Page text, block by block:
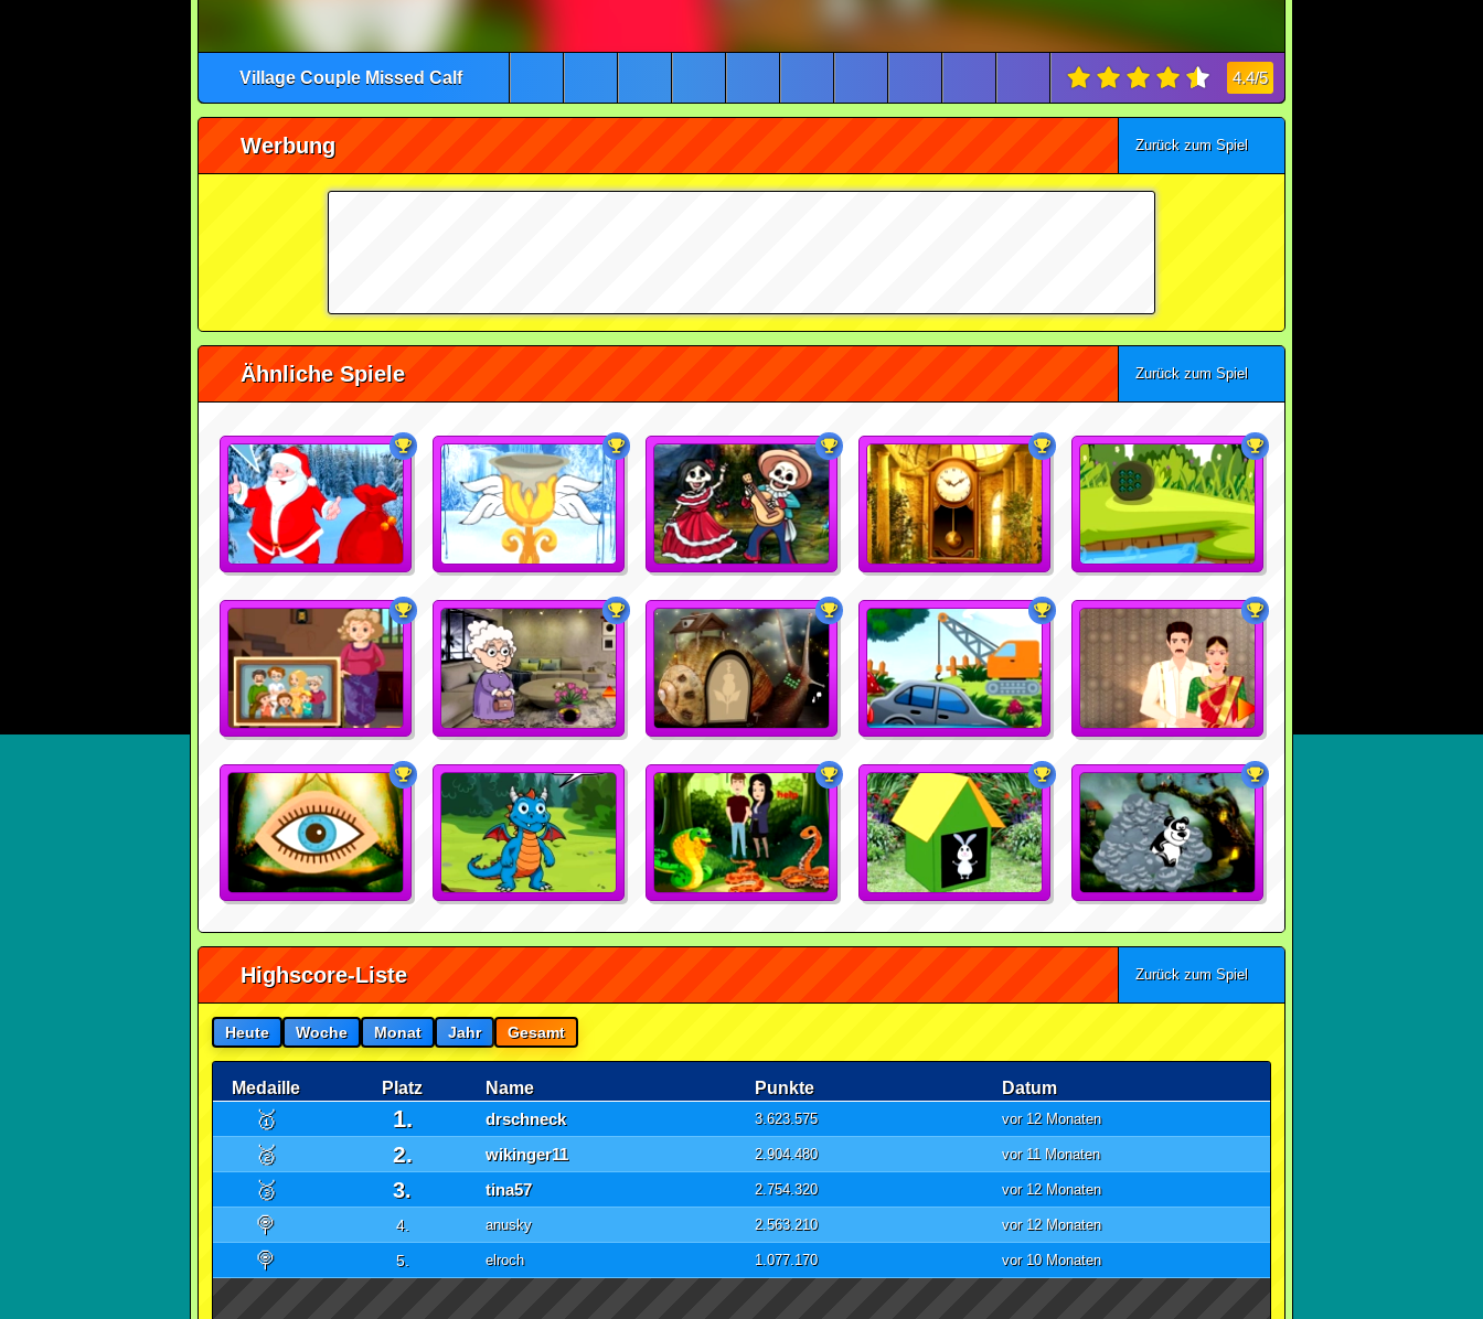
Village Couple Missed Calf 4.4/5
Werbung Zurück zum Spiel
Ähnliche Spiele Zurück zum Spiel
Highscore-Liste Zurück zum Spiel
Heute Woche Monat Jahr Gesamt
Medaille Platz Name Punkte Datum
🥇 1. drschneck 3.623.575 vor 12 Monaten
🥈 2. wikinger11 2.904.480 vor 11 Monaten
🥉 3. tina57 2.754.320 vor 12 Monaten
🍭 4. anusky 2.563.210 vor 12 Monaten
🍭 5. elroch 1.077.170 vor 10 Monaten